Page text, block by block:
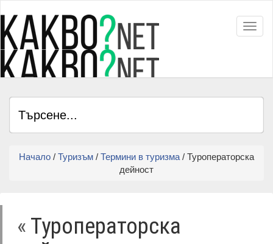
Начало / Туризъм / Термини в туризма / Туроператорска
дейност
« Туроператорска